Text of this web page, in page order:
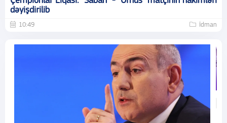
dəyişdirilib
10:49 İdman